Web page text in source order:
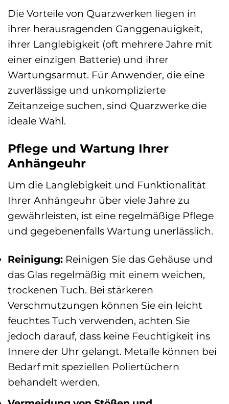
Die Vorteile von Quarzwerken liegen in
ihrer herausragenden Ganggenauigkeit,
ihrer Langlebigkeit (oft mehrere Jahre mit
einer einzigen Batterie) und ihrer
Wartungsarmut. Für Anwender, die eine
zuverlässige und unkomplizierte
Zeitanzeige suchen, sind Quarzwerke die
ideale Wahl.
Pflege und Wartung Ihrer
Anhängeuhr
Um die Langlebigkeit und Funktionalität
Ihrer Anhängeuhr über viele Jahre zu
gewährleisten, ist eine regelmäßige Pflege
und gegebenenfalls Wartung unerlässlich.
Reinigung: Reinigen Sie das Gehäuse und
das Glas regelmäßig mit einem weichen,
trockenen Tuch. Bei stärkeren
Verschmutzungen können Sie ein leicht
feuchtes Tuch verwenden, achten Sie
jedoch darauf, dass keine Feuchtigkeit ins
Innere der Uhr gelangt. Metalle können bei
Bedarf mit speziellen Poliertüchern
behandelt werden.